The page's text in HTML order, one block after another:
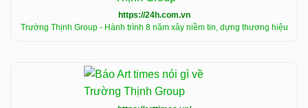
https://24h.com.vn
Trường Thịnh Group - Hành trình 8 năm xây niềm tin, dựng thương hiệu